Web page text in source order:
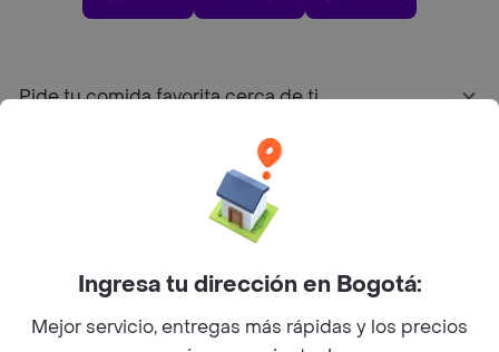
Pide tu comida favorita cerca de ti
Sobre Rappi
Ingresa tu dirección en Bogotá:
Mejor servicio, entregas más rápidas y los precios